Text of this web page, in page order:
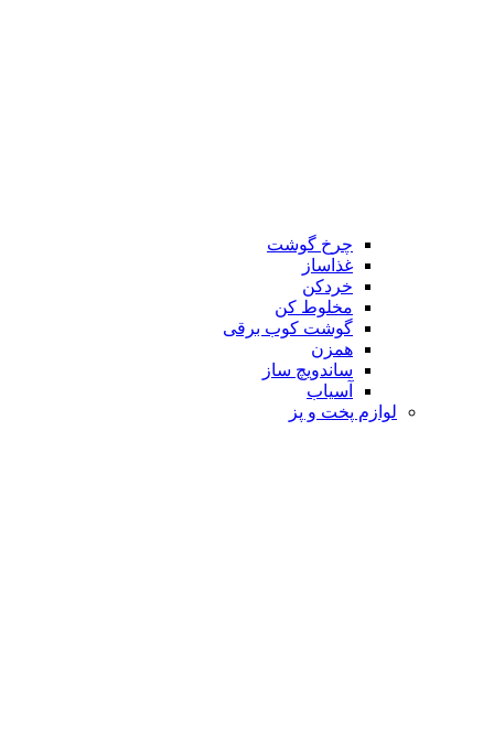
چرخ گوشت
غذاساز
خردکن
مخلوط کن
گوشت کوب برقی
همزن
ساندویچ ساز
آسیاب
لوازم پخت و پز